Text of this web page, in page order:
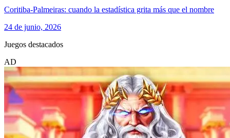
Coritiba-Palmeiras: cuando la estadística grita más que el nombre
24 de junio, 2026
Juegos destacados
AD